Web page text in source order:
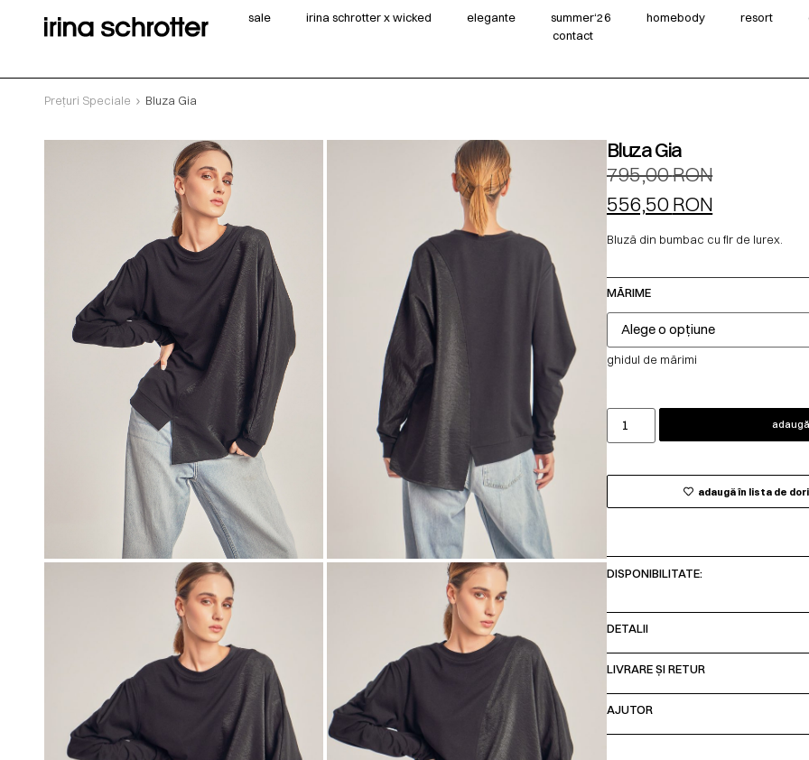
sale irina schrotter x wicked elegante summer‘26 homebody resort
contact
Prețuri Speciale Bluza Gia
Bluza Gia
795,00RON
556,50RON
Bluză din bumbac cu fir de lurex.
MĂRIME
ghidul de mărimi
adaugă în lista de
DISPONIBILITATE:
DETALII
LIVRARE ȘI RETUR
AJUTOR